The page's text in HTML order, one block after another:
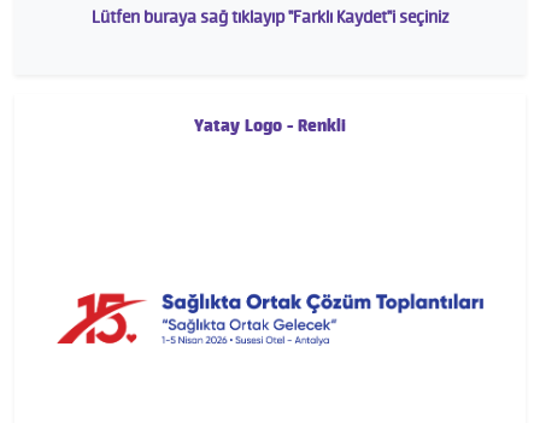
Lütfen buraya sağ tıklayıp "Farklı Kaydet"i seçiniz
Yatay Logo - Renkli